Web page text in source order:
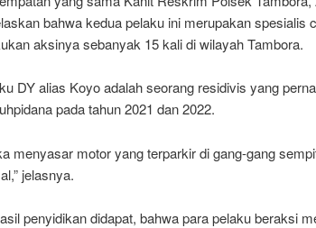
bahwa kedua pelaku ini merupakan spesialis
aksinya sebanyak 15 kali di wilayah Tambora.
DY alias Koyo adalah seorang residivis yang
pada tahun 2021 dan 2022.
menyasar motor yang terparkir di gang-gang
jelasnya.
penyidikan didapat, bahwa para pelaku beraksi